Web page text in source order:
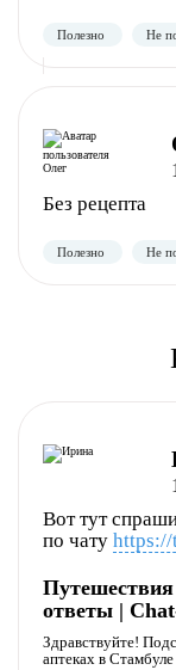
Полезно
Без рецепта
Вот тут
по чату
ответы |
Здравствуйте!
аптеках в